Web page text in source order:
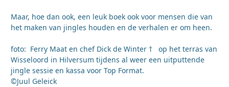
Maar, hoe dan ook, een leuk boek ook voor mensen die van
het maken van jingles houden en de verhalen er om heen.
foto: Ferry Maat en chef Dick de Winter † op het terras van
Wisseloord in Hilversum tijdens al weer een uitputtende
jingle sessie en kassa voor Top Format.
©Juul Geleick